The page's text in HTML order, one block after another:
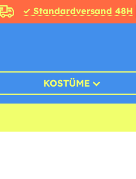
✓ Standardversand 48H
KOSTÜME